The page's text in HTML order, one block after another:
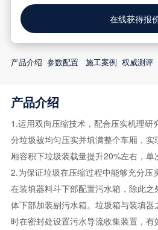
在线获得报
产品介绍 参数配置 施工案例 权威测评
产品介绍
1.运用双向压缩技术，配合压实机理研
分垃圾被均匀压实并填满整个车厢，
厢容积下垃圾装载量提升20%左右，单
2.为保证垃圾在压缩过程中能够充分压
在装填器料斗下部配置污水箱，除此
体下部加装副污水箱。垃圾箱与装填
时在密封处设置污水导流收集装置，